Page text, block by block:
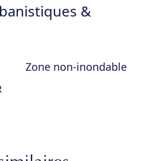
&
Zone non-inondable